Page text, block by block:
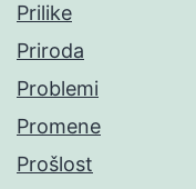
Prilike
Priroda
Problemi
Promene
Prošlost